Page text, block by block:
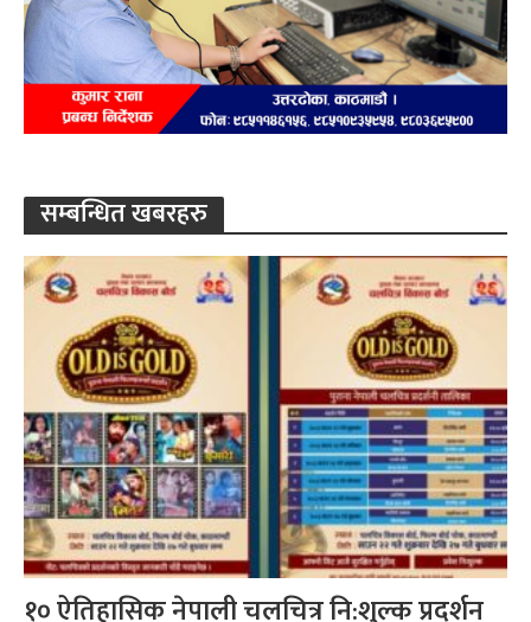
सम्बन्धित खबरहरु
१० ऐतिहासिक नेपाली चलचित्र नि:शुल्क प्रदर्शन